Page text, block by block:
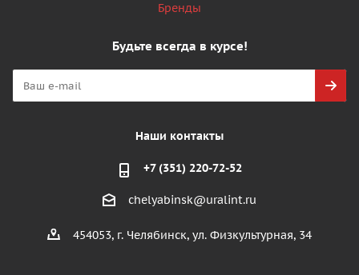
Бренды
Будьте всегда в курсе!
Наши контакты
+7 (351) 220-72-52
chelyabinsk@uralint.ru
454053, г. Челябинск, ул. Физкультурная, 34